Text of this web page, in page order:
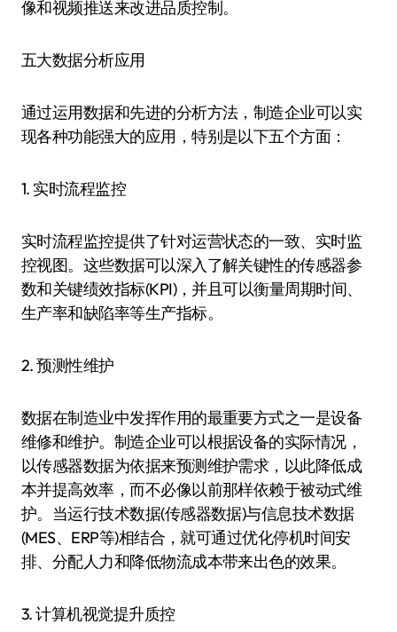
像和视频推送来改进品质控制。
五大数据分析应用
通过运用数据和先进的分析方法，制造企业可以实
现各种功能强大的应用，特别是以下五个方面：
1. 实时流程监控
实时流程监控提供了针对运营状态的一致、实时监
控视图。这些数据可以深入了解关键性的传感器参
数和关键绩效指标(KPI)，并且可以衡量周期时间、
生产率和缺陷率等生产指标。
2. 预测性维护
数据在制造业中发挥作用的最重要方式之一是设备
维修和维护。制造企业可以根据设备的实际情况，
以传感器数据为依据来预测维护需求，以此降低成
本并提高效率，而不必像以前那样依赖于被动式维
护。当运行技术数据(传感器数据)与信息技术数据
(MES、ERP等)相结合，就可通过优化停机时间安
排、分配人力和降低物流成本带来出色的效果。
3. 计算机视觉提升质控